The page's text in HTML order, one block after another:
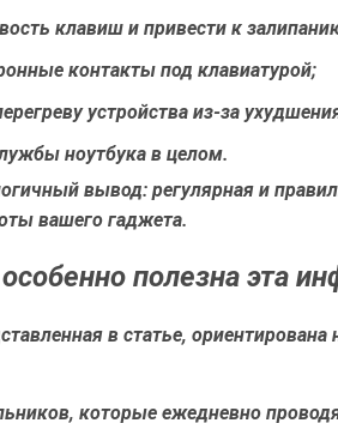
клавиш и привести к
контакты под клавиатурой;
устройства из-за
ноутбука в целом.
вывод: регулярная и
вашего гаджета.
полезна эта
в статье,
, которые ежедневно